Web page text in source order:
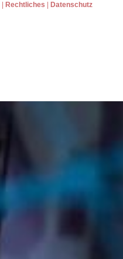
Rechtliches Datenschutz